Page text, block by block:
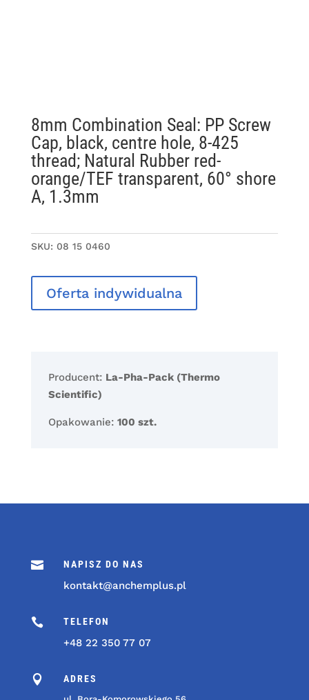
8mm Combination Seal: PP Screw
Cap, black, centre hole, 8-425
thread; Natural Rubber red-
orange/TEF transparent, 60° shore
A, 1.3mm
SKU: 08 15 0460
Oferta indywidualna
Producent: La-Pha-Pack (Thermo
Scientific)
Opakowanie: 100 szt.
 NAPISZ DO NAS
kontakt@anchemplus.pl
 TELEFON
+48 22 350 77 07
 ADRES